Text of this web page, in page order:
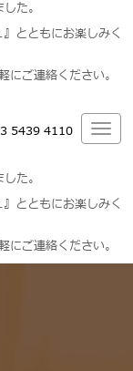
た。
とともにお楽しみく
ご連絡ください。
5439 4110
た。
とともにお楽しみく
ご連絡ください。